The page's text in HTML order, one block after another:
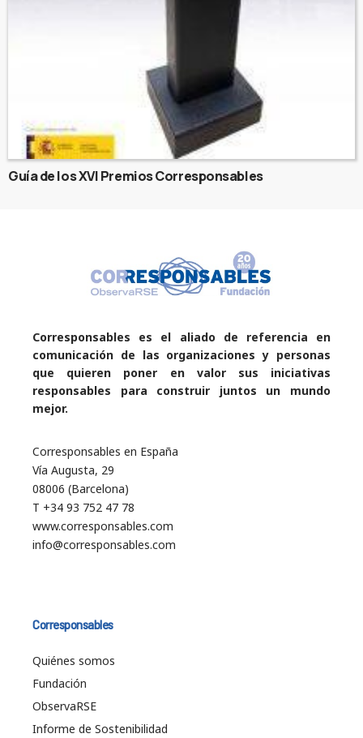
Guía de los XVI Premios Corresponsables
Corresponsables es el aliado de referencia en
comunicación de las organizaciones y personas
que quieren poner en valor sus iniciativas
responsables para construir juntos un mundo
mejor.
Corresponsables en España
Vía Augusta, 29
08006 (Barcelona)
T +34 93 752 47 78
www.corresponsables.com
info@corresponsables.com
Corresponsables
Quiénes somos
Fundación
ObservaRSE
Informe de Sostenibilidad